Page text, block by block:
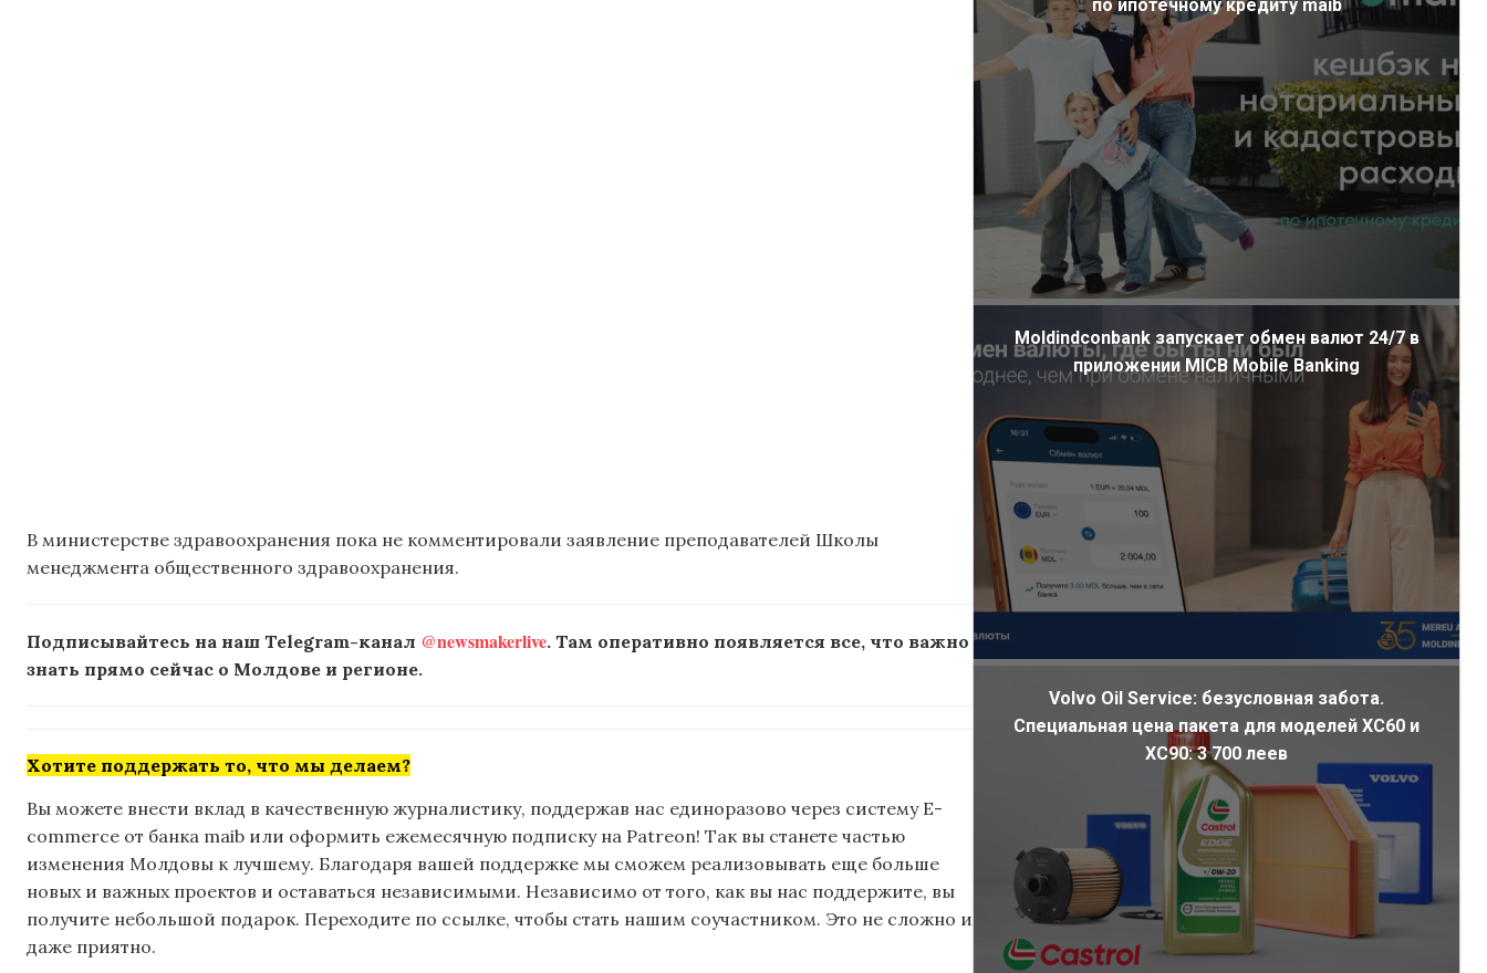
В министерстве здравоохранения пока не комментировали заявление преподавателей Школы
менеджмента общественного здравоохранения.
Подписывайтесь на наш Telegram-канал @newsmakerlive. Там оперативно появляется все, что важно
знать прямо сейчас о Молдове и регионе.
Хотите поддержать то, что мы делаем?
Вы можете внести вклад в качественную журналистику, поддержав нас единоразово через систему E-
commerce от банка maib или оформить ежемесячную подписку на Patreon! Так вы станете частью
изменения Молдовы к лучшему. Благодаря вашей поддержке мы сможем реализовывать еще больше
новых и важных проектов и оставаться независимыми. Независимо от того, как вы нас поддержите, вы
получите небольшой подарок. Переходите по ссылке, чтобы стать нашим соучастником. Это не сложно и
даже приятно.
по ипотечному кредиту maib
Moldindconbank запускает обмен валют 24/7 в
приложении MICB Mobile Banking
Volvo Oil Service: безусловная забота.
Специальная цена пакета для моделей XC60 и
XC90: 3 700 леев